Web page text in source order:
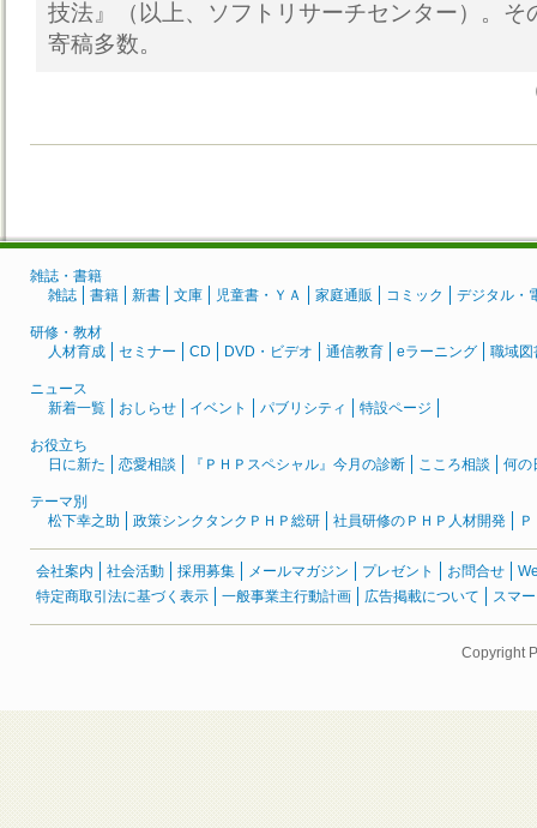
技法』（以上、ソフトリサーチセンター）。そ
寄稿多数。
雑誌・書籍
雑誌
書籍 新書 文庫 児童書・ＹＡ 家庭通販 コミック デジタル・
研修・教材
人材育成
セミナー CD DVD・ビデオ 通信教育 eラーニング 職域図
ニュース
新着一覧
おしらせ イベント パブリシティ 特設ページ
お役立ち
日に新た
恋愛相談 『ＰＨＰスペシャル』今月の診断 こころ相談 何の
テーマ別
松下幸之助
政策シンクタンクＰＨＰ総研 社員研修のＰＨＰ人材開発
会社案内 社会活動 採用募集 メールマガジン プレゼント お問合せ
特定商取引法に基づく表示
一般事業主行動計画 広告掲載について スマ
Copyright